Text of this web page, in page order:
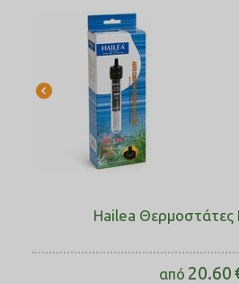
Hailea Θερμοστάτες
από 20.60